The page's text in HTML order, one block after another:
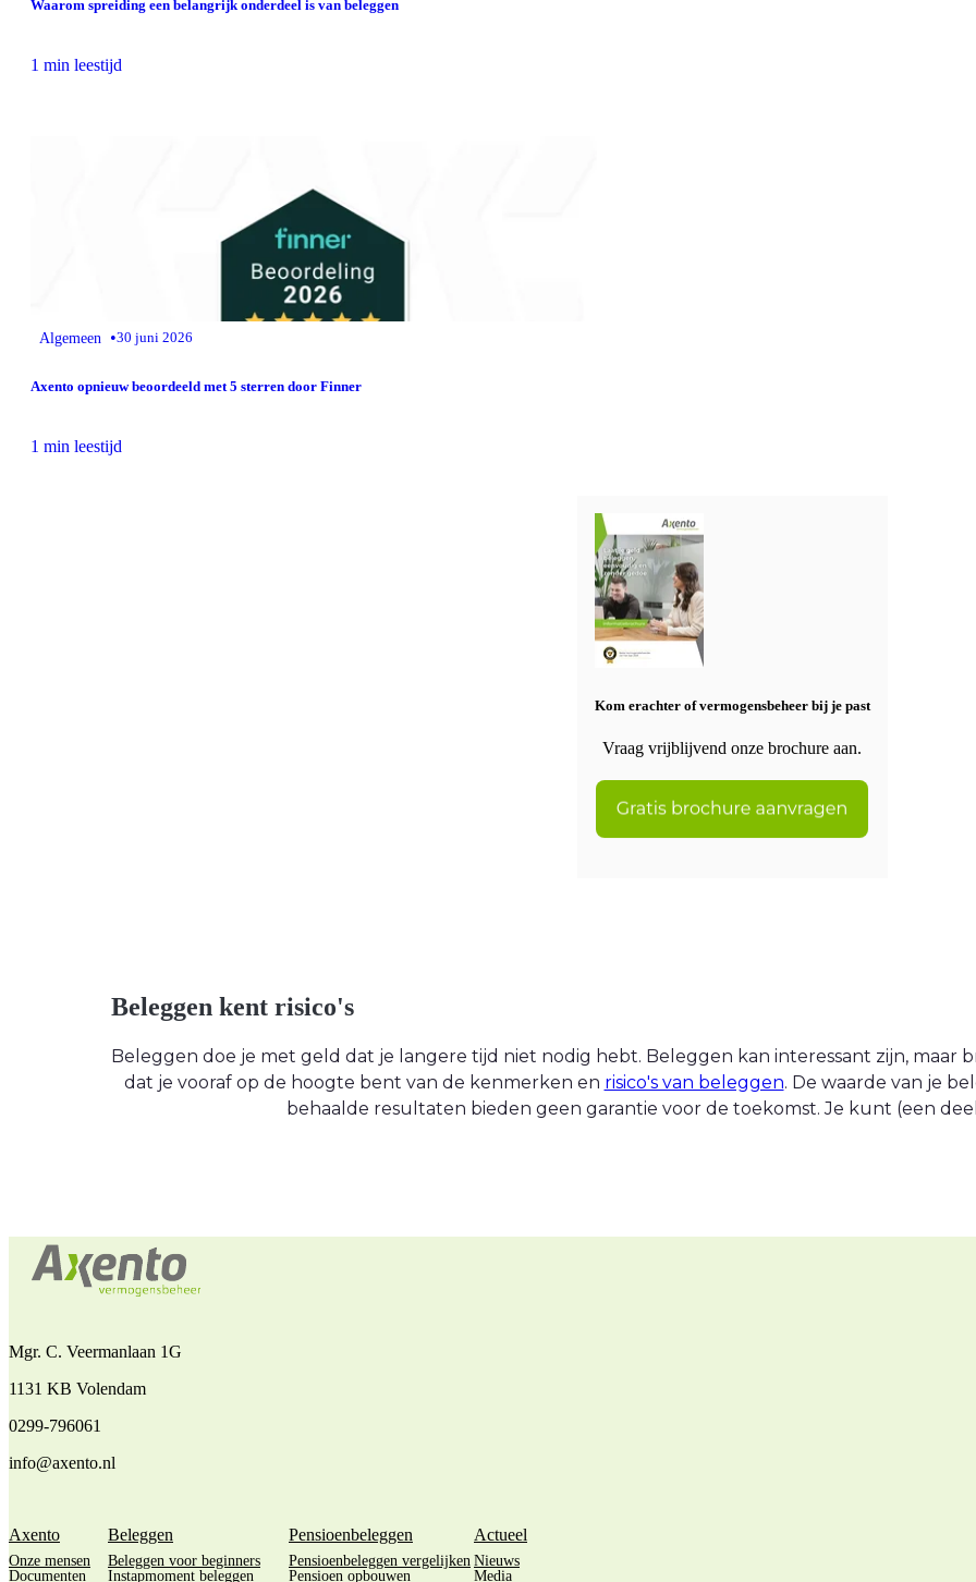
Waarom spreiding een belangrijk onderdeel is van beleggen
1 min leestijd
Algemeen •30 juni 2026
Axento opnieuw beoordeeld met 5 sterren door Finner
1 min leestijd
Kom erachter of vermogensbeheer bij je past
Vraag vrijblijvend onze brochure aan.
Beleggen kent risico's
Beleggen doe je met geld dat je langere tijd niet nodig hebt. Beleggen kan interessant zijn, maar
dat je vooraf op de hoogte bent van de kenmerken en risico's van beleggen. De waarde van je
behaalde resultaten bieden geen garantie voor de toekomst. Je kunt (een
Mgr. C. Veermanlaan 1G
1131 KB Volendam
0299-796061
info@axento.nl
Axento
Onze mensen
Documenten
Beleggen
Beleggen voor beginners
Instapmoment beleggen
Pensioenbeleggen
Pensioenbeleggen vergelijken
Pensioen opbouwen
Actueel
Nieuws
Media